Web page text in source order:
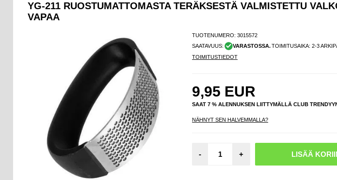
YG-211 RUOSTUMATTOMASTA TERÄKSESTÄ VALMISTETTU
VAPAA
TUOTENUMERO:3015572
SAATAVUUS:
VARASTOSSA.TOIMITUSAIKA: 2-3
TOIMITUSTIEDOT
9,95 EUR
SAAT 7 % ALENNUKSEN LIITTYMÄLLÄ CLUB
NÄHNYT SEN HALVEMMALLA?
- +